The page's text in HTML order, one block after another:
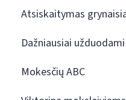
Atsiskaitymas
Dažniausiai
Mokesčių ABC